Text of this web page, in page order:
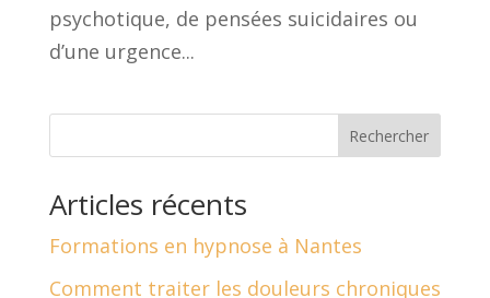
psychotique, de pensées suicidaires ou
d’une urgence...
Rechercher
Articles récents
Formations en hypnose à Nantes
Comment traiter les douleurs chroniques